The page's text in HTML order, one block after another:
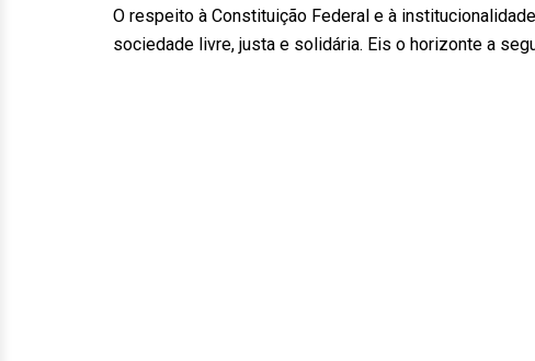
O respeito à Constituição Federal e à
sociedade livre, justa e solidária. Eis o horizonte a